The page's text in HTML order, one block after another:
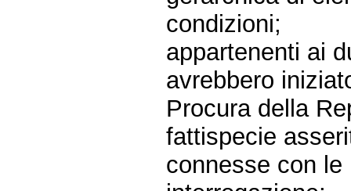
condizioni;
appartenenti ai
avrebbero
Procura della
fattispecie
connesse con